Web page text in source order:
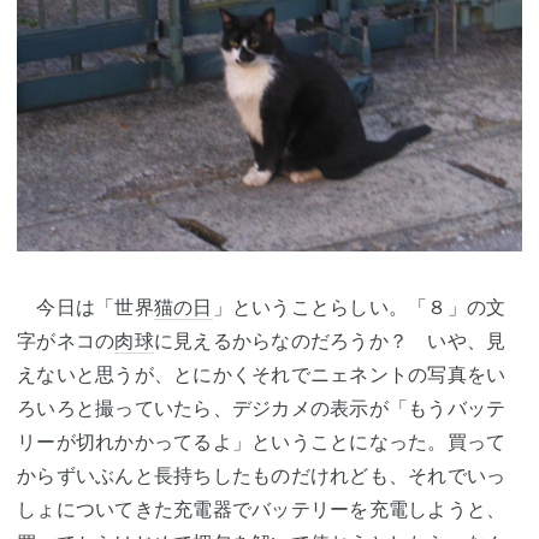
今日は「世界猫の日 」ということらしい。「８」の文
字がネコの肉球に見えるからなのだろうか？ いや、見
えないと思うが、とにかくそれでニェネントの写真をい
ろいろと撮っていたら、デジカメの表示が「もうバッテ
リーが切れかかってるよ」ということになった。買って
からずいぶんと長持ちしたものだけれども、それでいっ
しょについてきた充電器でバッテリーを充電しようと、